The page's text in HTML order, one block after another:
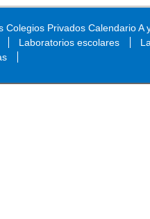
Colegios Privados Calendario A
Laboratorios escolares